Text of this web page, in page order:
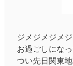
ジメジメジメ
お過ごしにな
つい先日関東